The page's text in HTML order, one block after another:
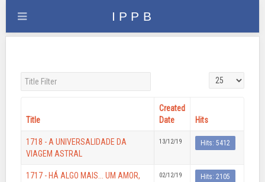
Title Filter Display #
Title
Created
Date
Hits
1718 - A UNIVERSALIDADE DA
VIAGEM ASTRAL
13/12/19 Hits: 5412
1717 - HÁ ALGO MAIS... UM AMOR,
02/12/19 Hits: 2105